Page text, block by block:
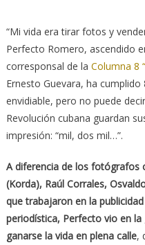
“Mi vida era tirar fotos y
Perfecto Romero, ascendido
corresponsal de la Columna 8
Ernesto Guevara, ha
envidiable, pero no puede
Revolución cubana guardan
impresión: “mil, dos mil…”.
A diferencia de los fotógrafos
(Korda), Raúl Corrales,
que trabajaron en la
periodística, Perfecto vio en
ganarse la vida en plena calle,